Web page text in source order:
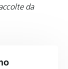
da